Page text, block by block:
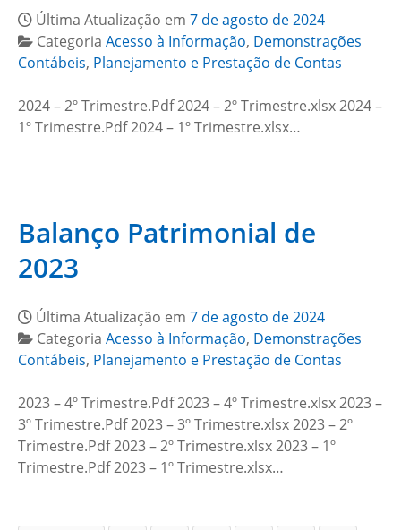
Última Atualização em 7 de agosto de 2024
Categoria Acesso à Informação, Demonstrações
Contábeis, Planejamento e Prestação de Contas
2024 – 2º Trimestre.Pdf 2024 – 2º Trimestre.xlsx 2024 –
1º Trimestre.Pdf 2024 – 1º Trimestre.xlsx…
Balanço Patrimonial de
2023
Última Atualização em 7 de agosto de 2024
Categoria Acesso à Informação, Demonstrações
Contábeis, Planejamento e Prestação de Contas
2023 – 4º Trimestre.Pdf 2023 – 4º Trimestre.xlsx 2023 –
3º Trimestre.Pdf 2023 – 3º Trimestre.xlsx 2023 – 2º
Trimestre.Pdf 2023 – 2º Trimestre.xlsx 2023 – 1º
Trimestre.Pdf 2023 – 1º Trimestre.xlsx…